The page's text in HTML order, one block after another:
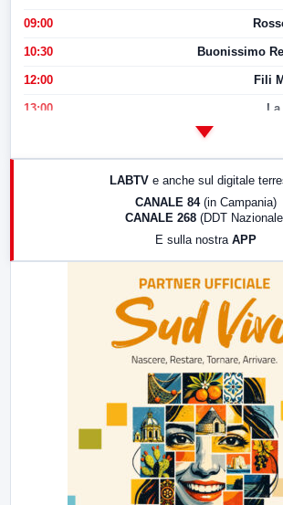
09:00
10:30 Buonissimo
12:00 Fili
13:00 La
LABTV e anche sul digitale
CANALE 84 (in Campania)
CANALE 268 (DDT
E sulla nostra APP